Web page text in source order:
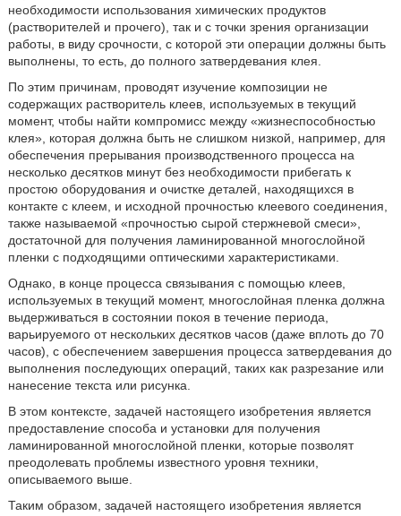
необходимости использования химических продуктов
(растворителей и прочего), так и с точки зрения организации
работы, в виду срочности, с которой эти операции должны быть
выполнены, то есть, до полного затвердевания клея.
По этим причинам, проводят изучение композиции не
содержащих растворитель клеев, используемых в текущий
момент, чтобы найти компромисс между «жизнеспособностью
клея», которая должна быть не слишком низкой, например, для
обеспечения прерывания производственного процесса на
несколько десятков минут без необходимости прибегать к
простою оборудования и очистке деталей, находящихся в
контакте с клеем, и исходной прочностью клеевого соединения,
также называемой «прочностью сырой стержневой смеси»,
достаточной для получения ламинированной многослойной
пленки с подходящими оптическими характеристиками.
Однако, в конце процесса связывания с помощью клеев,
используемых в текущий момент, многослойная пленка должна
выдерживаться в состоянии покоя в течение периода,
варьируемого от нескольких десятков часов (даже вплоть до 70
часов), с обеспечением завершения процесса затвердевания до
выполнения последующих операций, таких как разрезание или
нанесение текста или рисунка.
В этом контексте, задачей настоящего изобретения является
предоставление способа и установки для получения
ламинированной многослойной пленки, которые позволят
преодолевать проблемы известного уровня техники,
описываемого выше.
Таким образом, задачей настоящего изобретения является